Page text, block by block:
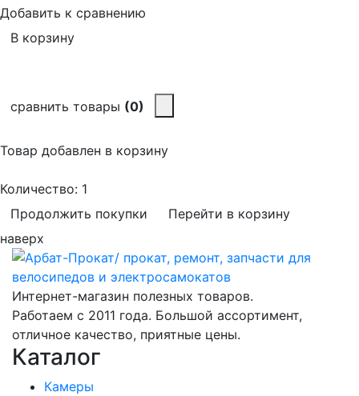
Добавить к сравнению
В корзину
сравнить товары (0)
Товар добавлен в корзину
Количество: 1
Продолжить покупки
Перейти в корзину
наверх
Интернет-магазин полезных товаров.
Работаем с 2011 года. Большой ассортимент,
отличное качество, приятные цены.
Каталог
Камеры